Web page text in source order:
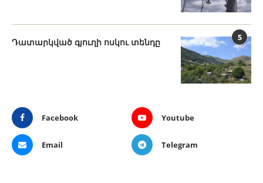
5
Դատարկված գյուղի ոսկու տենդը
Facebook Youtube
Email Telegram